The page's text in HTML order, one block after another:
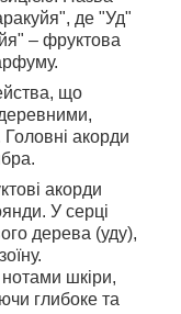
де "Уд"
– фруктова
що
акорди
акорди
У серці
дерева (уду),
шкіри,
глибоке та